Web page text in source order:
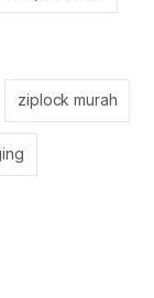
ziplock murah